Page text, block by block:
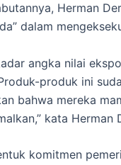
Herman
dalam
angka nilai
produk ini
bahwa mereka
kata Herman
komitmen